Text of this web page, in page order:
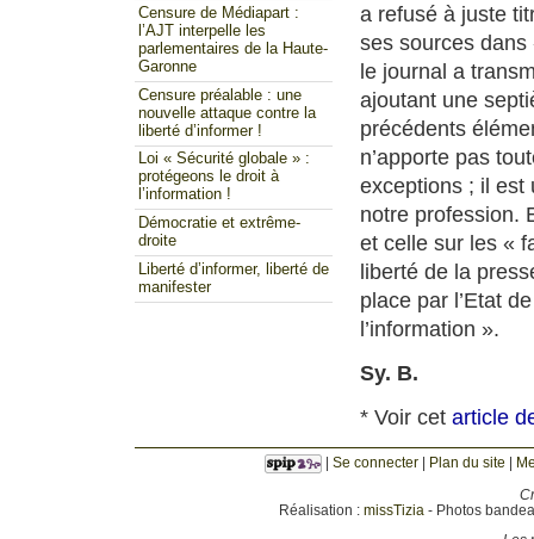
a refusé à juste
ses sources dans
le journal a
ajoutant une
précédents
n’apporte pas
exceptions ; il est
notre profession.
et celle sur les «
liberté de la
place par l’Etat
l’information ».
Sy. B.
* Voir cet article
Censure de Médiapart :
l’AJT interpelle les
parlementaires de la Haute-
Garonne
Censure préalable : une
nouvelle attaque contre la
liberté d’informer !
Loi « Sécurité globale » :
protégeons le droit à
l’information !
Démocratie et extrême-
droite
Liberté d’informer, liberté de
manifester
| Se connecter | Plan du site |
Réalisation : missTizia - Photos